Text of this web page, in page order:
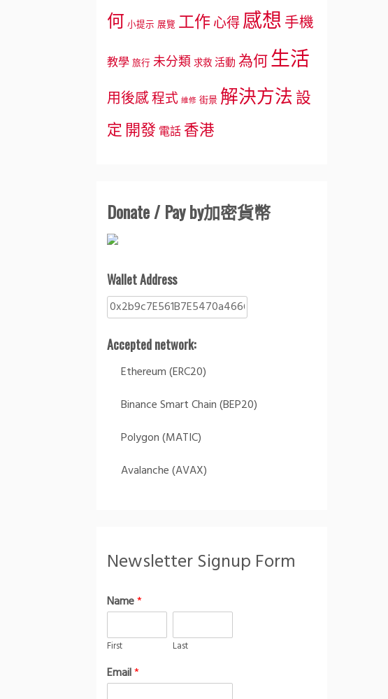
何 小提示 展覽 工作心得感想手機
教學 旅行 未分類求救活動 為何生活
用後感程式 維修 街景 解決方法 設
定 開發電話香港
Donate / Pay by加密貨幣
Wallet Address
Accepted network:
Ethereum (ERC20)
Binance Smart Chain (BEP20)
Polygon (MATIC)
Avalanche (AVAX)
Newsletter Signup Form
Name*
First Last
Email*